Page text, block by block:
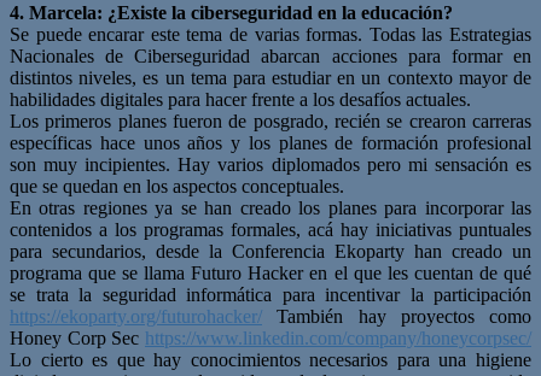
4. Marcela: ¿Existe la ciberseguridad en la educación?
Se puede encarar este tema de varias formas. Todas las Estrategias
Nacionales de Ciberseguridad abarcan acciones para formar en
distintos niveles, es un tema para estudiar en un contexto mayor de
habilidades digitales para hacer frente a los desafíos actuales.
Los primeros planes fueron de posgrado, recién se crearon carreras
específicas hace unos años y los planes de formación profesional
son muy incipientes. Hay varios diplomados pero mi sensación es
que se quedan en los aspectos conceptuales.
En otras regiones ya se han creado los planes para incorporar las
contenidos a los programas formales, acá hay iniciativas puntuales
para secundarios, desde la Conferencia Ekoparty han creado un
programa que se llama Futuro Hacker en el que les cuentan de qué
se trata la seguridad informática para incentivar la participación
https://ekoparty.org/futurohacker/ También hay proyectos como
Honey Corp Sec https://www.linkedin.com/company/honeycorpsec/
Lo cierto es que hay conocimientos necesarios para una higiene